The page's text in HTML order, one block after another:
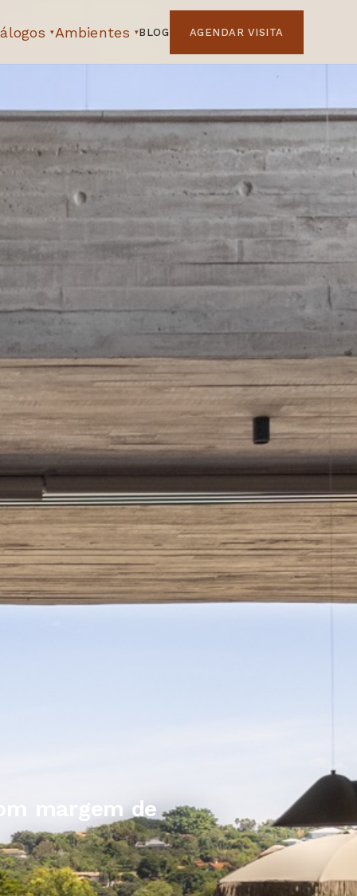
▾ Ambientes ▾BLOG AGENDAR VISITA
margem de